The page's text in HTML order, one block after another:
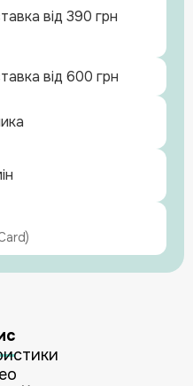
від 390 грн
від 600 грн